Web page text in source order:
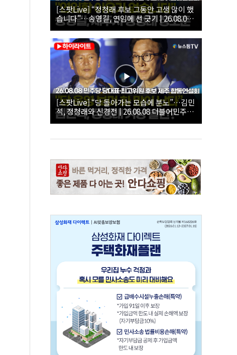
[스팟Live] “정청래 후보 그동안 고생 많이 했
습니다”…송영길, 연임에 선 긋기 | 26.08.08
더불어민주당 당대표·최고위원 후보 제주 합
동연설회
[스팟Live] “당 돌아가는 모습에 분노”…김민
석, 정청래와 신경전 | 26.08.08 더불어민주당
당대표·최고위원 후보 제주 합동연설회